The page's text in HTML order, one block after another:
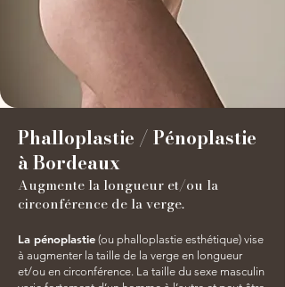
Phalloplastie / Pénoplastie
à Bordeaux
Augmente la longueur et/ou la
circonférence de la verge.
La pénoplastie (ou phalloplastie esthétique) vise
à augmenter la taille de la verge en longueur
et/ou en circonférence. La taille du sexe masculin